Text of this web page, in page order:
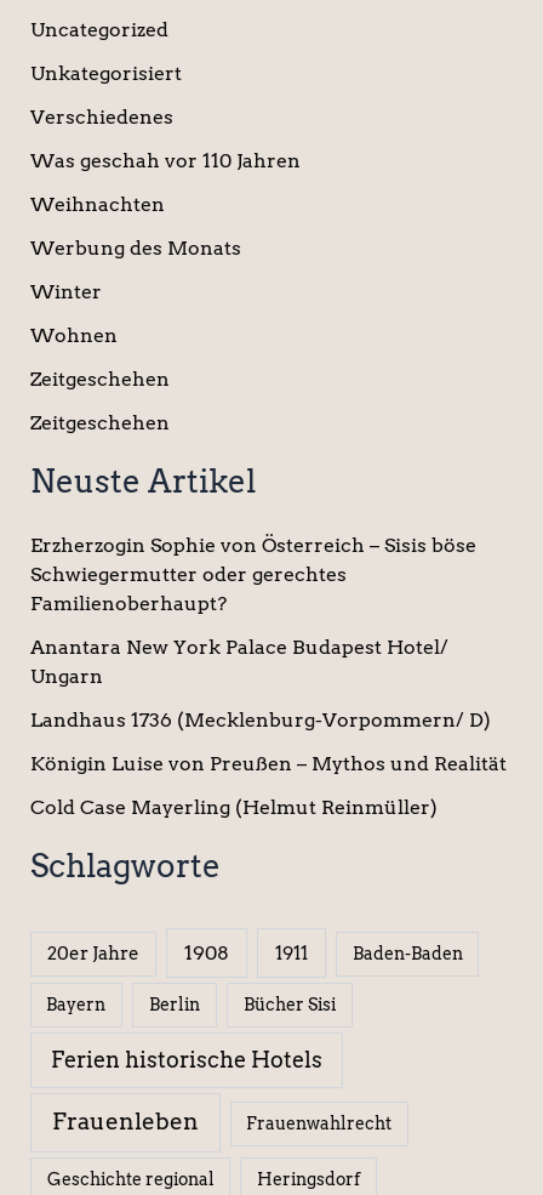
Uncategorized
Unkategorisiert
Verschiedenes
Was geschah vor 110 Jahren
Weihnachten
Werbung des Monats
Winter
Wohnen
Zeitgeschehen
Zeitgeschehen
Neuste Artikel
Erzherzogin Sophie von Österreich – Sisis böse
Schwiegermutter oder gerechtes
Familienoberhaupt?
Anantara New York Palace Budapest Hotel/
Ungarn
Landhaus 1736 (Mecklenburg-Vorpommern/ D)
Königin Luise von Preußen – Mythos und Realität
Cold Case Mayerling (Helmut Reinmüller)
Schlagworte
20er Jahre 1908 1911 Baden-Baden
Bayern Berlin Bücher Sisi
Ferien historische Hotels
Frauenleben Frauenwahlrecht
Geschichte regional Heringsdorf